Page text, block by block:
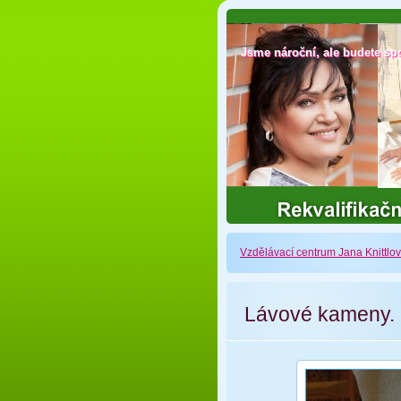
Jsme nároční, ale budete
Jsme nároční, ale budete
Vzdělávací centrum Jana
Lávové